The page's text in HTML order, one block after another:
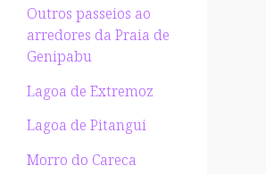
Outros passeios ao
arredores da Praia de
Genipabu
Lagoa de Extremoz
Lagoa de Pitangui
Morro do Careca